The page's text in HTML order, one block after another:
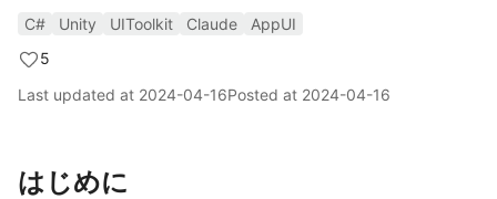
C# Unity UIToolkit Claude
AppUI
5
Last updated at 2024-04-16Posted at 2024-04-16
はじめに